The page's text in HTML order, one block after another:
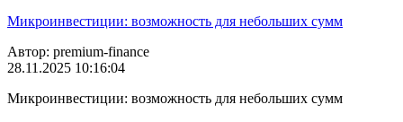
Микроинвестиции: возможность для небольших сумм
Автор: premium-finance
28.11.2025 10:16:04
Микроинвестиции: возможность для небольших сумм